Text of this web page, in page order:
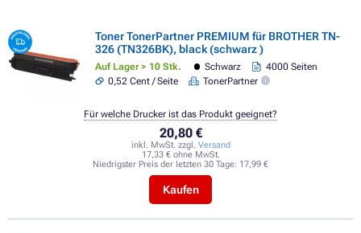
Toner TonerPartner PREMIUM für BROTHER TN-
326 (TN326BK), black (schwarz )
Auf Lager > 10 Stk. Schwarz
4000 Seiten
0,52 Cent / Seite
TonerPartner
20,80 €
inkl. MwSt. zzgl. Versand
17,33 € ohne MwSt.
Niedrigster Preis der letzten 30 Tage: 17,99 €
Kaufen
Für welche Drucker ist das Produkt geeignet?